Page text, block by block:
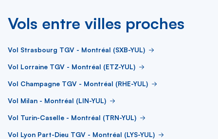
Vols entre villes proches
Vol Strasbourg TGV - Montréal (SXB-YUL)
Vol Lorraine TGV - Montréal (ETZ-YUL)
Vol Champagne TGV - Montréal (RHE-YUL)
Vol Milan - Montréal (LIN-YUL)
Vol Turin-Caselle - Montréal (TRN-YUL)
Vol Lyon Part-Dieu TGV - Montréal (LYS-YUL)